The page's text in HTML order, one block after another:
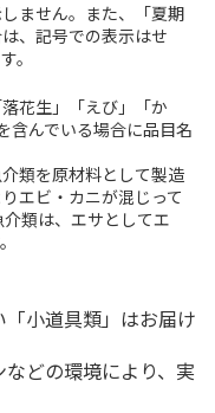
ません。また、「夏期
、記号での表示はせ
。
花生」「えび」「か
含んでいる場合に品目名
類を原材料として製造
エビ・カニが混じって
類は、エサとしてエ
小道具類」はお届け
どの環境により、実